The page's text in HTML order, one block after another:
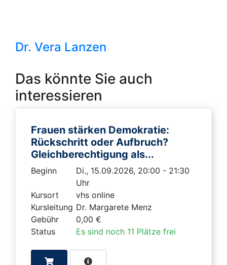
Dr. Vera Lanzen
Das könnte Sie auch
interessieren
Frauen stärken Demokratie:
Rückschritt oder Aufbruch?
Gleichberechtigung als...
Beginn
Di., 15.09.2026, 20:00 - 21:30
Uhr
Kursort
vhs online
Kursleitung Dr. Margarete Menz
Gebühr
0,00 €
Status
Es sind noch 11 Plätze frei